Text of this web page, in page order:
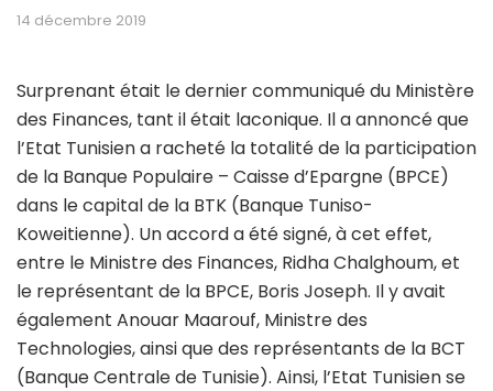
14 décembre 2019
Surprenant était le dernier communiqué du Ministère
des Finances, tant il était laconique. Il a annoncé que
l’Etat Tunisien a racheté la totalité de la participation
de la Banque Populaire – Caisse d’Epargne (BPCE)
dans le capital de la BTK (Banque Tuniso-
Koweitienne). Un accord a été signé, à cet effet,
entre le Ministre des Finances, Ridha Chalghoum, et
le représentant de la BPCE, Boris Joseph. Il y avait
également Anouar Maarouf, Ministre des
Technologies, ainsi que des représentants de la BCT
(Banque Centrale de Tunisie). Ainsi, l’Etat Tunisien se